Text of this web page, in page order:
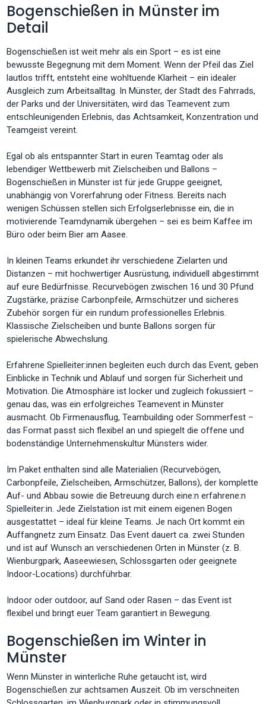
Bogenschießen in Münster im
Detail
Bogenschießen ist weit mehr als ein Sport – es ist eine
bewusste Begegnung mit dem Moment. Wenn der Pfeil das Ziel
lautlos trifft, entsteht eine wohltuende Klarheit – ein idealer
Ausgleich zum Arbeitsalltag. In Münster, der Stadt des Fahrrads,
der Parks und der Universitäten, wird das Teamevent zum
entschleunigenden Erlebnis, das Achtsamkeit, Konzentration und
Teamgeist vereint.
Egal ob als entspannter Start in euren Teamtag oder als
lebendiger Wettbewerb mit Zielscheiben und Ballons –
Bogenschießen in Münster ist für jede Gruppe geeignet,
unabhängig von Vorerfahrung oder Fitness. Bereits nach
wenigen Schüssen stellen sich Erfolgserlebnisse ein, die in
motivierende Teamdynamik übergehen – sei es beim Kaffee im
Büro oder beim Bier am Aasee.
In kleinen Teams erkundet ihr verschiedene Zielarten und
Distanzen – mit hochwertiger Ausrüstung, individuell abgestimmt
auf eure Bedürfnisse. Recurvebögen zwischen 16 und 30 Pfund
Zugstärke, präzise Carbonpfeile, Armschützer und sicheres
Zubehör sorgen für ein rundum professionelles Erlebnis.
Klassische Zielscheiben und bunte Ballons sorgen für
spielerische Abwechslung.
Erfahrene Spielleiter:innen begleiten euch durch das Event, geben
Einblicke in Technik und Ablauf und sorgen für Sicherheit und
Motivation. Die Atmosphäre ist locker und zugleich fokussiert –
genau das, was ein erfolgreiches Teamevent in Münster
ausmacht. Ob Firmenausflug, Teambuilding oder Sommerfest –
das Format passt sich flexibel an und spiegelt die offene und
bodenständige Unternehmenskultur Münsters wider.
Im Paket enthalten sind alle Materialien (Recurvebögen,
Carbonpfeile, Zielscheiben, Armschützer, Ballons), der komplette
Auf- und Abbau sowie die Betreuung durch eine:n erfahrene:n
Spielleiter:in. Jede Zielstation ist mit einem eigenen Bogen
ausgestattet – ideal für kleine Teams. Je nach Ort kommt ein
Auffangnetz zum Einsatz. Das Event dauert ca. zwei Stunden
und ist auf Wunsch an verschiedenen Orten in Münster (z. B.
Wienburgpark, Aaseewiesen, Schlossgarten oder geeignete
Indoor-Locations) durchführbar.
Indoor oder outdoor, auf Sand oder Rasen – das Event ist
flexibel und bringt euer Team garantiert in Bewegung.
Bogenschießen im Winter in
Münster
Wenn Münster in winterliche Ruhe getaucht ist, wird
Bogenschießen zur achtsamen Auszeit. Ob im verschneiten